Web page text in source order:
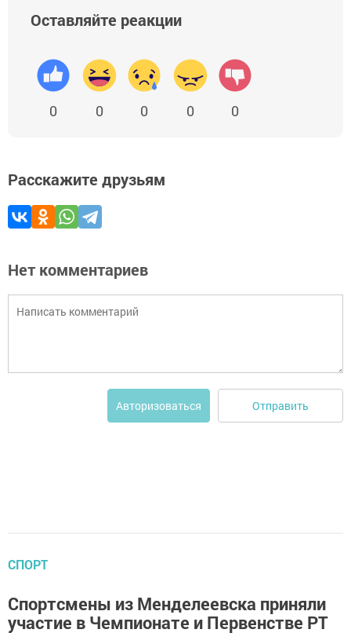
Оставляйте реакции
0 0 0 0 0
Расскажите друзьям
Нет комментариев
Авторизоваться Отправить
СПОРТ
Спортсмены из Менделеевска приняли
участие в Чемпионате и Первенстве РТ